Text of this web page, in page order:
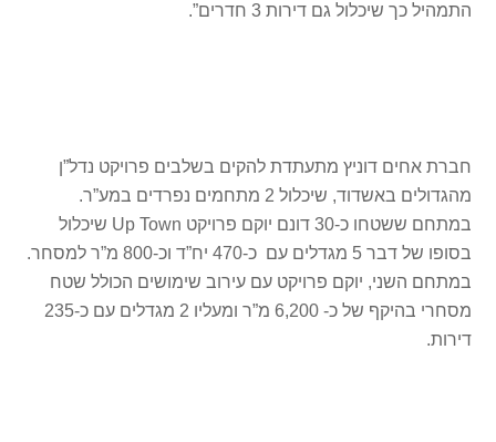
התמהיל כך שיכלול גם דירות 3 חדרים”.
חברת אחים דוניץ מתעתדת להקים בשלבים פרויקט נדל”ן
מהגדולים באשדוד, שיכלול 2 מתחמים נפרדים במע”ר.
במתחם ששטחו כ-30 דונם יוקם פרויקט Up Town שיכלול
בסופו של דבר 5 מגדלים עם כ-470 יח”ד וכ-800 מ”ר למסחר.
במתחם השני, יוקם פרויקט עם עירוב שימושים הכולל שטח
מסחרי בהיקף של כ- 6,200 מ”ר ומעליו 2 מגדלים עם כ-235
דירות.